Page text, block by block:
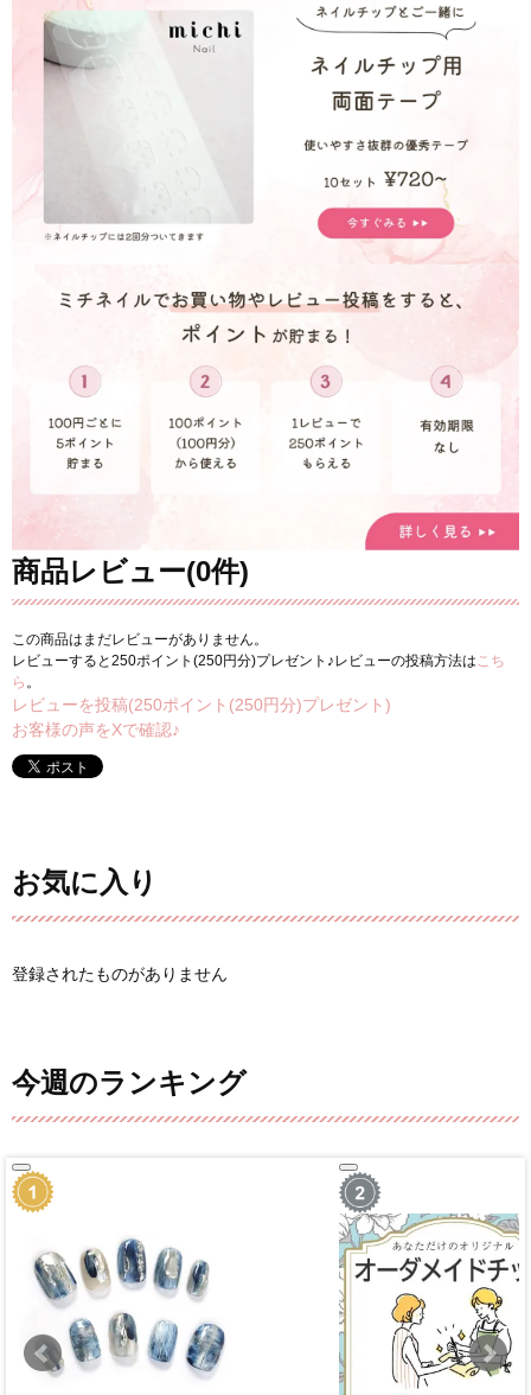
商品レビュー(0件)
この商品はまだレビューがありません。
レビューすると250ポイント(250円分)プレゼント♪レビューの投稿方法は こち
ら 。
レビューを投稿(250ポイント(250円分)プレゼント)
お客様の声をXで確認♪
お気に入り
登録されたものがありません
今週のランキング